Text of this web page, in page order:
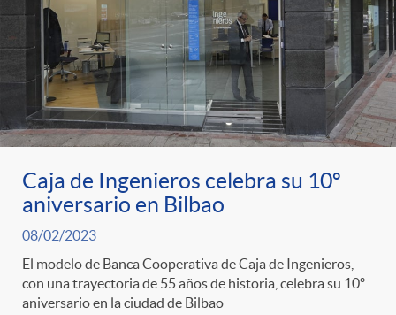
Caja de Ingenieros celebra su 10º
aniversario en Bilbao
08/02/2023
El modelo de Banca Cooperativa de Caja de Ingenieros,
con una trayectoria de 55 años de historia, celebra su 10º
aniversario en la ciudad de Bilbao